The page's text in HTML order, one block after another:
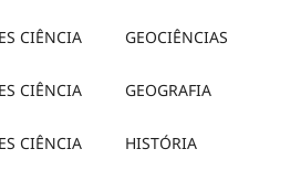
CIÊNCIA GEOCIÊNCIAS
CIÊNCIA GEOGRAFIA
CIÊNCIA HISTÓRIA